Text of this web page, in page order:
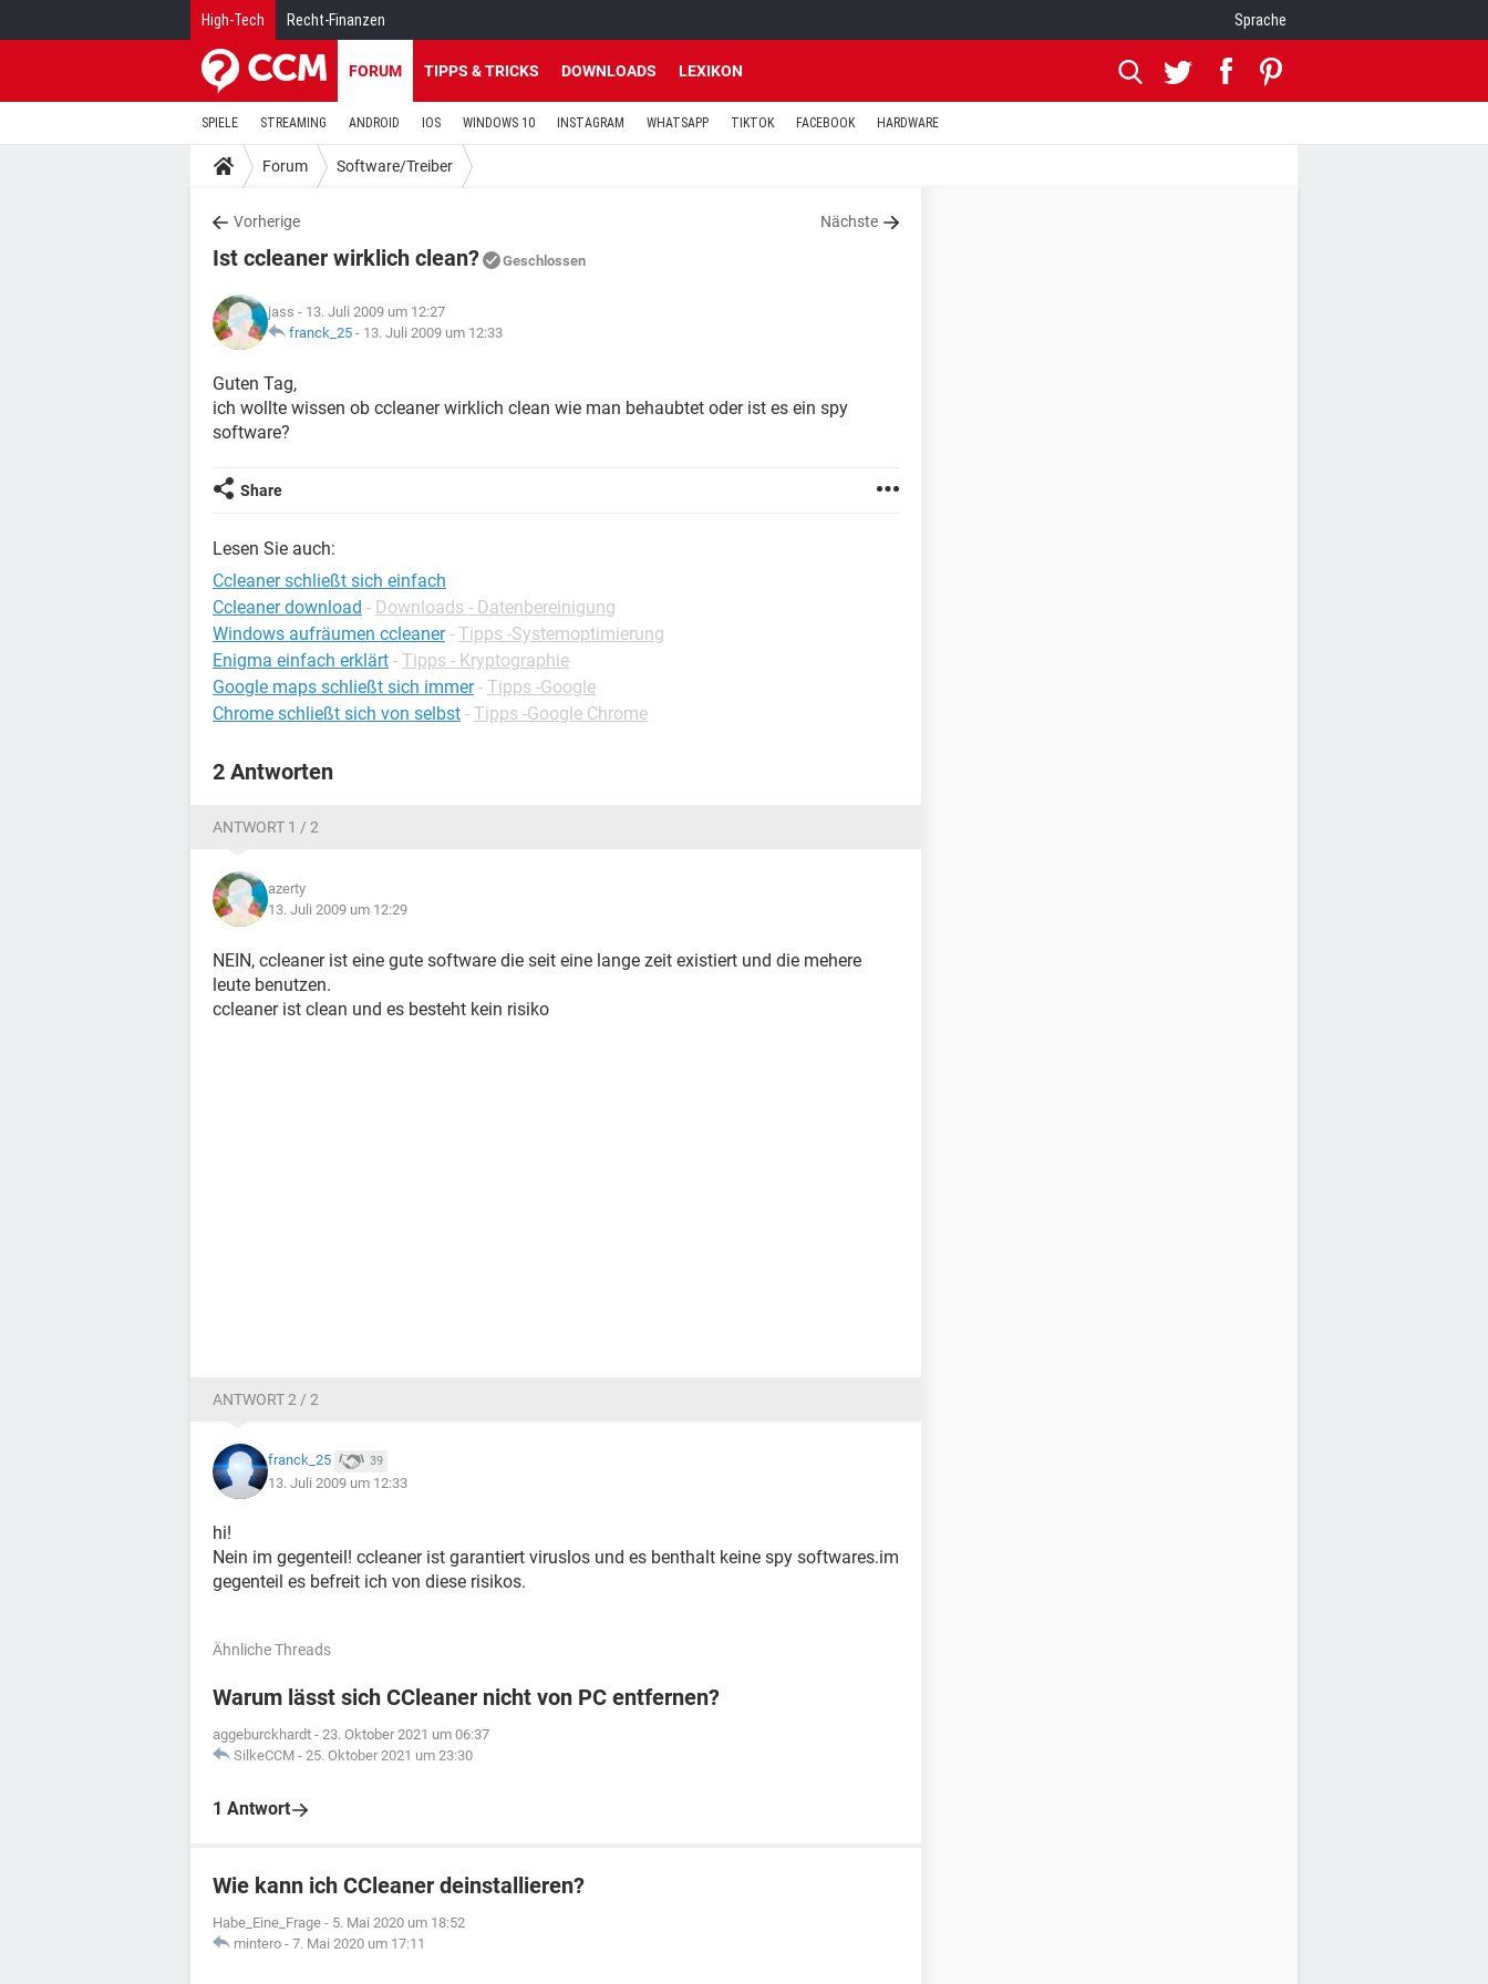
High-Tech Recht-Finanzen Sprache
FORUM TIPPS & TRICKS DOWNLOADS LEXIKON
SPIELE STREAMING ANDROID IOS WINDOWS 10 INSTAGRAM WHATSAPP TIKTOK FACEBOOK HARDWARE
Forum Software/Treiber
Vorherige Nächste
Ist ccleaner wirklich clean? Geschlossen
jass - 13. Juli 2009 um 12:27
franck_25 - 13. Juli 2009 um 12:33
Guten Tag,
ich wollte wissen ob ccleaner wirklich clean wie man behaubtet oder ist es ein spy
software?
Share
Lesen Sie auch:
Ccleaner schließt sich einfach
Ccleaner download - Downloads - Datenbereinigung
Windows aufräumen ccleaner - Tipps -Systemoptimierung
Enigma einfach erklärt - Tipps - Kryptographie
Google maps schließt sich immer - Tipps -Google
Chrome schließt sich von selbst - Tipps -Google Chrome
2 Antworten
ANTWORT 1 / 2
azerty
13. Juli 2009 um 12:29
NEIN, ccleaner ist eine gute software die seit eine lange zeit existiert und die mehere
leute benutzen.
ccleaner ist clean und es besteht kein risiko
ANTWORT 2 / 2
franck_25 39
13. Juli 2009 um 12:33
hi!
Nein im gegenteil! ccleaner ist garantiert viruslos und es benthalt keine spy softwares.im
gegenteil es befreit ich von diese risikos.
Ähnliche Threads
Warum lässt sich CCleaner nicht von PC entfernen?
aggeburckhardt - 23. Oktober 2021 um 06:37
SilkeCCM - 25. Oktober 2021 um 23:30
1 Antwort
Wie kann ich CCleaner deinstallieren?
Habe_Eine_Frage - 5. Mai 2020 um 18:52
mintero - 7. Mai 2020 um 17:11